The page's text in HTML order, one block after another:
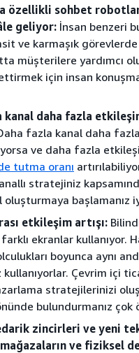
özellikli sohbet
geliyor: İnsan benzeri
ve karmaşık görevlerde
müşterilere yardımcı
için insan
kanal daha fazla
fazla kanal daha
ve daha fazla
tutma oranı
stratejiniz
başlamanız
etkileşim artışı:
ekranlar kullanıyor.
boyunca aynı
Çevrim içi
stratejilerinizi
bulundurmanız çok
zincirleri ve yeni
ve fiziksel